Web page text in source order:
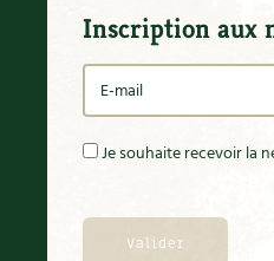
Inscription aux
Je souhaite recevoir la